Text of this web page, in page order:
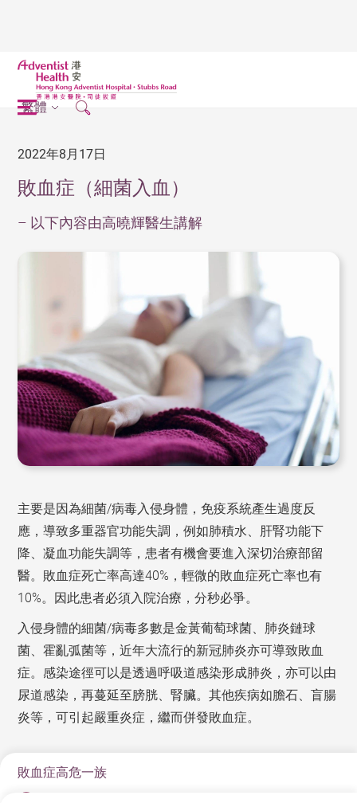
繁體
2022年8月17日
敗血症（細菌入血）
– 以下內容由高曉輝醫生講解
主要是因為細菌/病毒入侵身體，免疫系統產生過度反
應，導致多重器官功能失調，例如肺積水、肝腎功能下
降、凝血功能失調等，患者有機會要進入深切治療部留
醫。敗血症死亡率高達40%，輕微的敗血症死亡率也有
10%。因此患者必須入院治療，分秒必爭。
入侵身體的細菌/病毒多數是金黃葡萄球菌、肺炎鏈球
菌、霍亂弧菌等，近年大流行的新冠肺炎亦可導致敗血
症。感染途徑可以是透過呼吸道感染形成肺炎，亦可以由
尿道感染，再蔓延至膀胱、腎臟。其他疾病如膽石、盲腸
炎等，可引起嚴重炎症，繼而併發敗血症。
敗血症高危一族